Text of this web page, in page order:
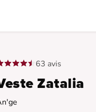
63 avis
Zatalia